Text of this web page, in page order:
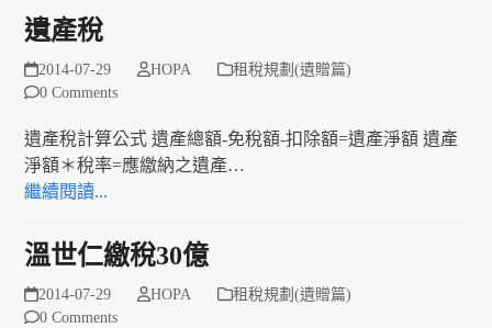
遺產稅
2014-07-29 HOPA
租稅規劃(遺贈篇)
0 Comments
遺產稅計算公式 遺產總額-免稅額-扣除額=遺產淨額 遺產
淨額＊稅率=應繳納之遺產…
繼續閱讀...
溫世仁繳稅30億
2014-07-29 HOPA
租稅規劃(遺贈篇)
0 Comments